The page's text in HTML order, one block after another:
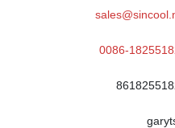
0086-